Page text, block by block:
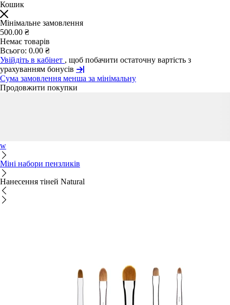
Кошик
Мінімальне замовлення
500.00 ₴
Немає товарів
Всього: 0.00 ₴
Увійдіть в кабінет , щоб побачити остаточну вартість з
урахуванням бонусів
Сума замовлення менша за мінімальну
Продовжити покупки
w
Міні набори пензликів
Нанесення тіней Natural